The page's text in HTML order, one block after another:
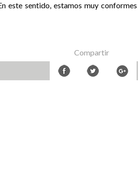
este sentido, estamos muy
Compartir